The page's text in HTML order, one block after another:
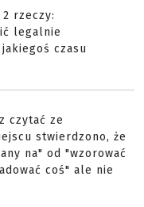
rzeczy:
legalnie
czasu
czytać ze
stwierdzono, że
na" od "wzorować
coś" ale nie